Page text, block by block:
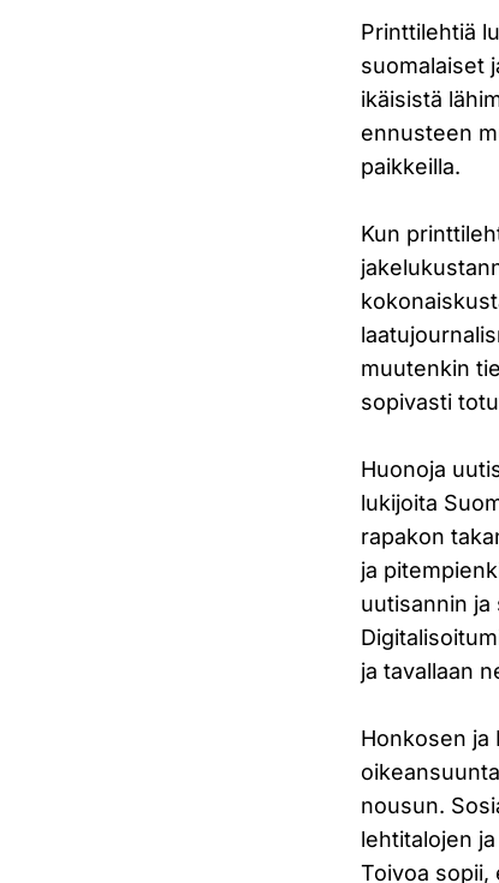
Printtilehtiä
suomalaiset
ikäisistä
ennusteen
paikkeilla.
Kun
muutenkin
sopivasti
Huonoja
lukijoita
rapakon
ja
uutisannin
ja tavallaan
Honkosen ja
nousun.
lehtitalojen
Toivoa sopii,